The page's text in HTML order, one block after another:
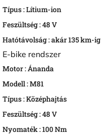
Típus :Lítium-ion
Feszültség :48 V
Hatótávolság :akár 135 km-ig
E-bike rendszer
Motor :Ánanda
Modell :M81
Típus :Középhajtás
Feszültség :48 V
Nyomaték :100 Nm